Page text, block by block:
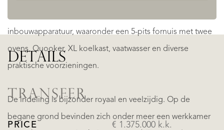
inbouwapparatuur, waaronder een 5-pits fornuis met twee
ovens, Quooker, XL koelkast, vaatwasser en diverse
praktische voorzieningen.
De indeling is bijzonder royaal en veelzijdig. Op de
begane grond bevinden zich onder meer een werkkamer
DETAILS
TRANSFER
PRICE € 1.375.000 k.k.